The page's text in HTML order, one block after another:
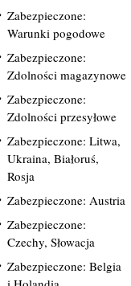
Zabezpieczone:
Warunki pogodowe
Zabezpieczone:
Zdolności magazynowe
Zabezpieczone:
Zdolności przesyłowe
Zabezpieczone: Litwa,
Ukraina, Białoruś,
Rosja
Zabezpieczone: Austria
Zabezpieczone:
Czechy, Słowacja
Zabezpieczone: Belgia